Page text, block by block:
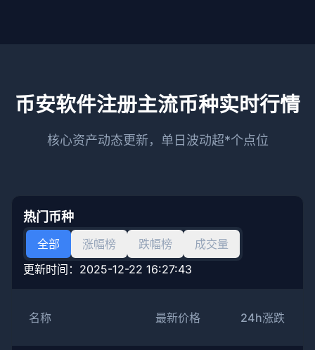
币安软件注册主流币种实时行情
核心资产动态更新，单日波动超*个点位
热门币种
全部 涨幅榜 跌幅榜
成交量
更新时间： 2025-12-22 16:27:43
名称 最新价格 24h涨跌